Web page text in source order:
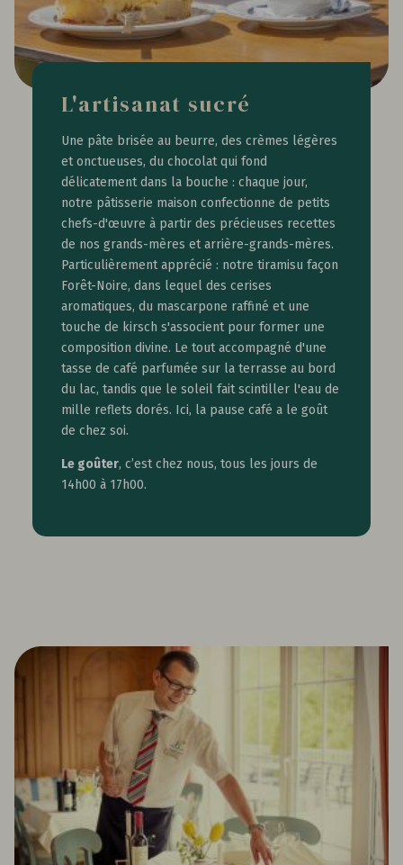
L'artisanat sucré
Une pâte brisée au beurre, des crèmes légères
et onctueuses, du chocolat qui fond
délicatement dans la bouche : chaque jour,
notre pâtisserie maison confectionne de petits
chefs-d'œuvre à partir des précieuses recettes
de nos grands-mères et arrière-grands-mères.
Particulièrement apprécié : notre tiramisu façon
Forêt-Noire, dans lequel des cerises
aromatiques, du mascarpone raffiné et une
touche de kirsch s'associent pour former une
composition divine. Le tout accompagné d'une
tasse de café parfumée sur la terrasse au bord
du lac, tandis que le soleil fait scintiller l'eau de
mille reflets dorés. Ici, la pause café a le goût
de chez soi.
Le goûter, c’est chez nous, tous les jours de
14h00 à 17h00.